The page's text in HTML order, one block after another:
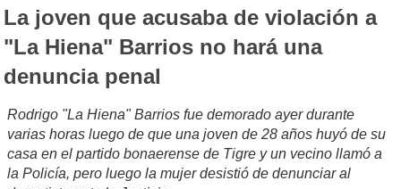
La joven que acusaba de violación a
"La Hiena" Barrios no hará una
denuncia penal
Rodrigo "La Hiena" Barrios fue demorado ayer durante
varias horas luego de que una joven de 28 años huyó de su
casa en el partido bonaerense de Tigre y un vecino llamó a
la Policía, pero luego la mujer desistió de denunciar al